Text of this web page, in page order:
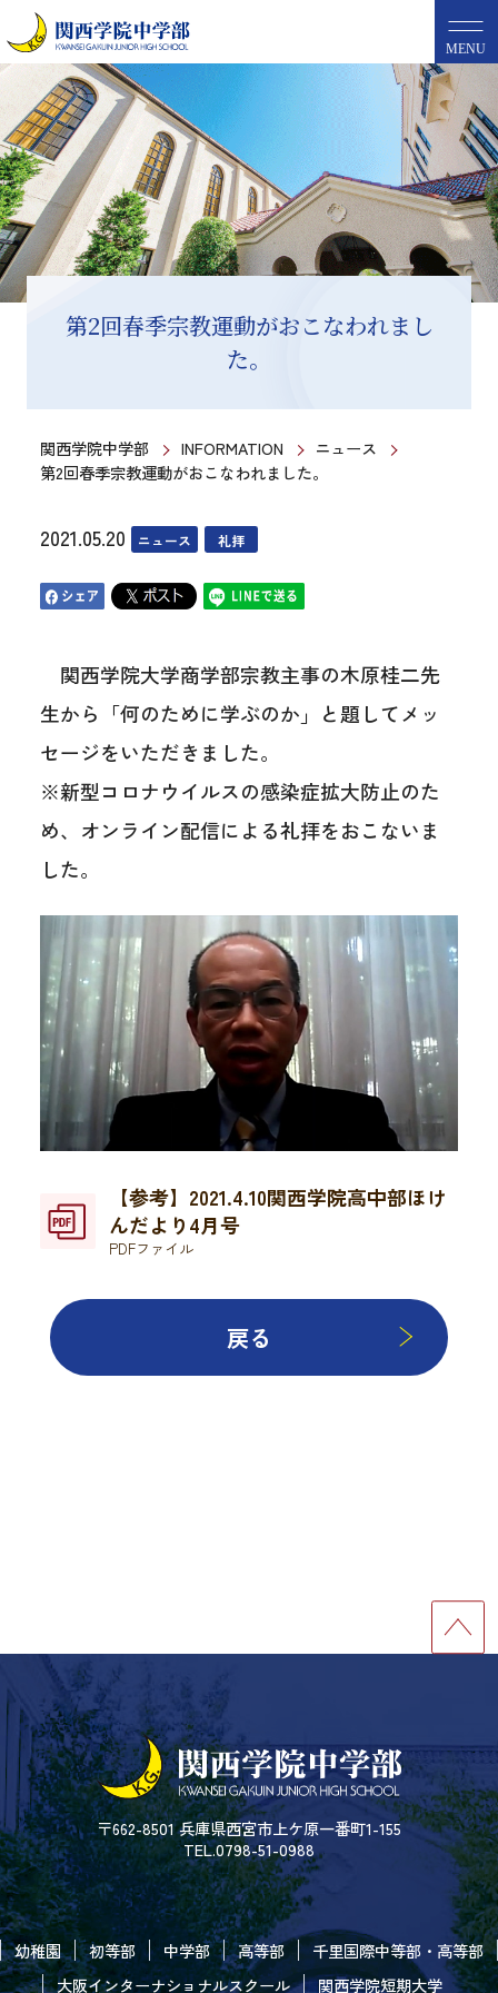
MENU
第2回春季宗教運動がおこなわれまし
た。
関西学院中学部 INFORMATION
ニュース
第2回春季宗教運動がおこなわれました。
2021.05.20 ニュース 礼拝
関西学院大学商学部宗教主事の木原桂二先
生から「何のために学ぶのか」と題してメッ
セージをいただきました。
※新型コロナウイルスの感染症拡大防止のた
め、オンライン配信による礼拝をおこないま
した。
【参考】2021.4.10関西学院高中部ほけ
んだより4月号
PDFファイル
戻る
〒662-8501 兵庫県西宮市上ケ原一番町1-155
TEL.0798-51-0988
幼稚園 初等部 中学部 高等部
千里国際中等部・高等部
大阪インターナショナルスクール
関西学院短期大学